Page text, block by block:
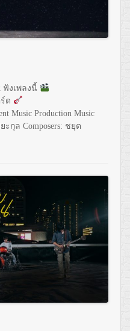
ฟังเพลงนี้
ร์ด
Music Production Music
ะกุล Composers: ชยุต